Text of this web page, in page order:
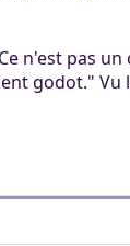
n'est pas un
godot." Vu